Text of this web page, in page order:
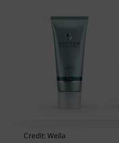
Credit: Wella